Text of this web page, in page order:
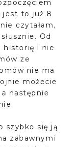
jest to już 8
czytałam,
Od
historię i nie
ze
nie ma
możecie
następnie
szybko się ją
zabawnymi